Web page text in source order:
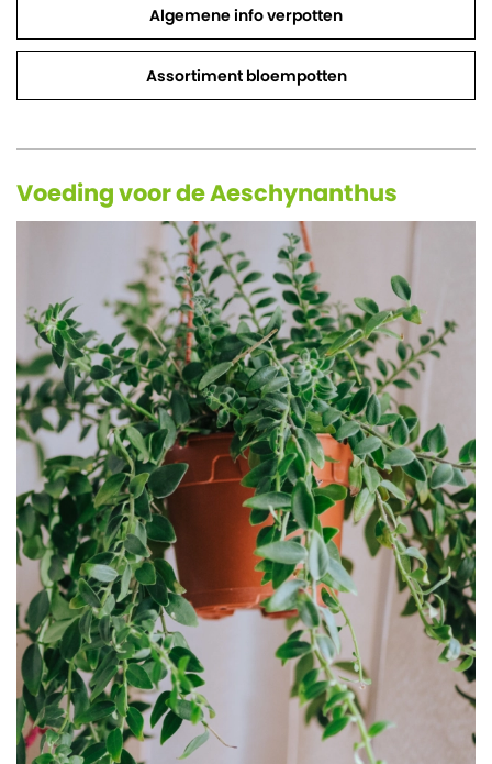
Algemene info verpotten
Assortiment bloempotten
Voeding voor de Aeschynanthus